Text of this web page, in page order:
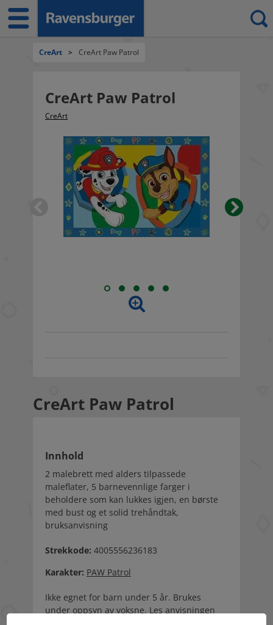
CreArt > CreArt Paw Patrol
CreArt Paw Patrol
CreArt
CreArt Paw Patrol
Innhold
2 malebrett med alders tilpassede
maleflater, 5 barnevennlige farger i
beholdere som kan lukkes igjen, en børste
med bust og et solid trehåndtak,
bruksanvisning
Strekkode: 4005556236183
Karakter: PAW Patrol
Ikke egnet for barn under 5 år. Brukes
under oppsyn av voksne. Les anvisningen